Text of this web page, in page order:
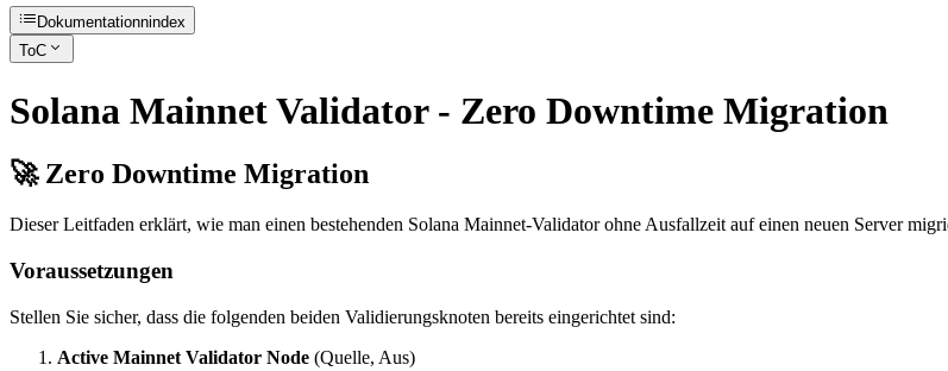
Dokumentationnindex
ToC
Solana Mainnet Validator - Zero Downtime Migration
🚀 Zero Downtime Migration
Dieser Leitfaden erklärt, wie man einen bestehenden Solana Mainnet-Validator ohne Ausfallzeit auf einen neuen Server
Voraussetzungen
Stellen Sie sicher, dass die folgenden beiden Validierungsknoten bereits eingerichtet sind:
Active Mainnet Validator Node (Quelle, Aus)